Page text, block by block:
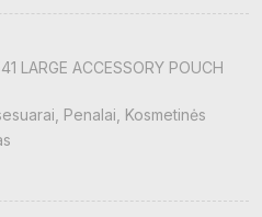
LARGE ACCESSORY POUCH
Penalai Kosmetinės